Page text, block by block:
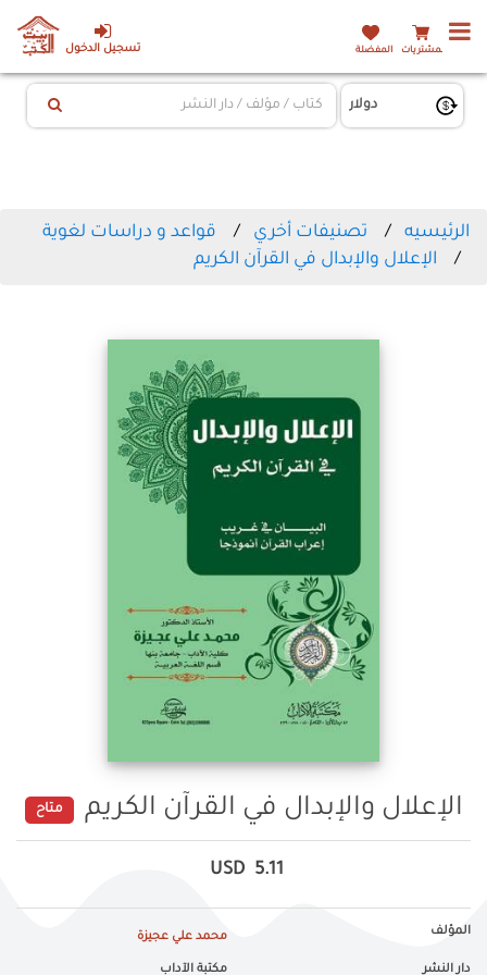
تسجيل الدخول المشتريات المفضلة
الرئيسيه تصنيفات أخري
قواعد و دراسات لغوية
الإعلال والإبدال في القرآن الكريم
الإعلال والإبدال في القرآن الكريم متاح
5.11
USD
المؤلف محمد علي عجيزة
دار النشر مكتبة الآداب